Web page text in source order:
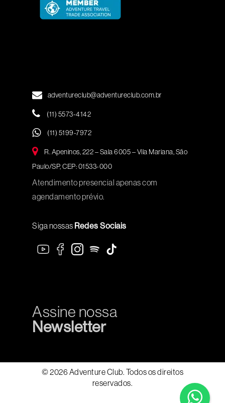
adventureclub@adventureclub.com.br
(11) 5573-4142
(11) 5199-7972
R. Apeninos, 222 – Sala 6005 – Vila Mariana, São
Paulo/SP, CEP: 01533-000
Atendimento presencial apenas com
agendamento prévio.
Siga nossas Redes Sociais
Assine nossa
Newsletter
© 2026 Adventure Club. Todos os direitos
reservados.